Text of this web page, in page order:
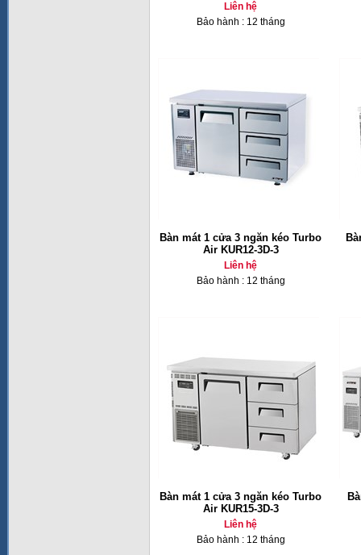
Liên hệ
Bảo hành : 12 tháng
Bàn mát 1 cửa 3 ngăn kéo Turbo
Air KUR12-3D-3
Liên hệ
Bảo hành : 12 tháng
Bàn mát 1 cửa 3 ngăn kéo Turbo
Air KUR15-3D-3
Liên hệ
Bảo hành : 12 tháng